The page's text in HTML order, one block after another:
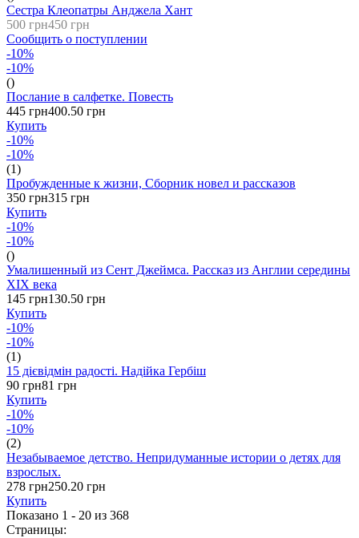
Сестра Клеопатры Анджела Хант
500 грн450 грн
Сообщить о поступлении
-10%
-10%
()
Послание в салфетке. Повесть
445 грн400.50 грн
Купить
-10%
-10%
(1)
Пробужденные к жизни, Сборник новел и рассказов
350 грн315 грн
Купить
-10%
-10%
()
Умалишенный из Сент Джеймса. Рассказ из Англии середины
XIX века
145 грн130.50 грн
Купить
-10%
-10%
(1)
15 дієвідмін радості. Надійка Гербіш
90 грн81 грн
Купить
-10%
-10%
(2)
Незабываемое детство. Непридуманные истории о детях для
взрослых.
278 грн250.20 грн
Купить
Показано 1 - 20 из 368
Страницы: